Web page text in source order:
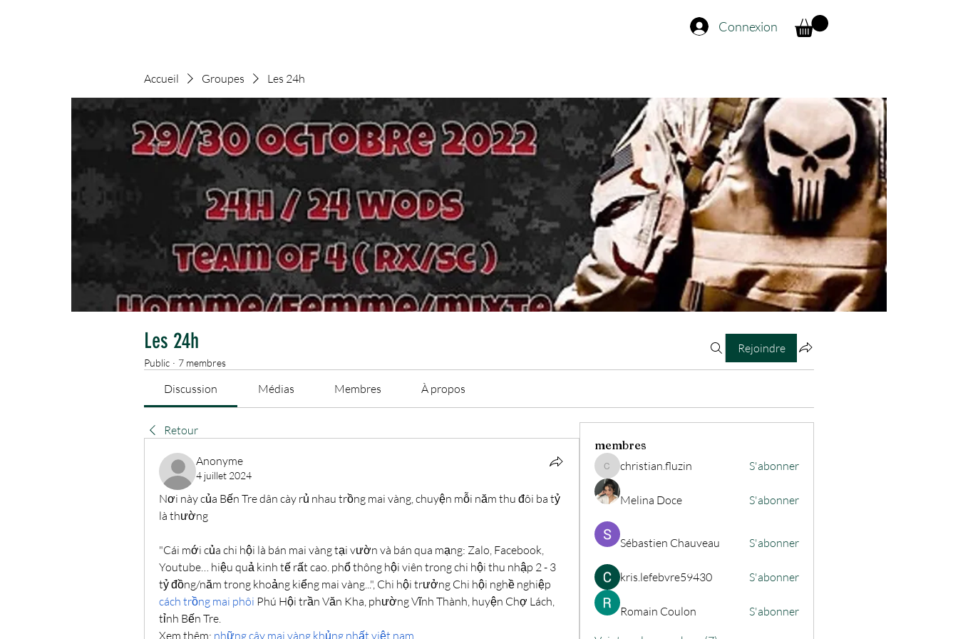
Connexion
Accueil Groupes Les 24h
Les 24h
Public · 7 membres
Rejoindre
Discussion Médias Membres À propos
Retour
Anonyme
4 juillet 2024
Nơi này của Bến Tre dân cày rủ nhau trồng mai vàng, chuyện mỗi năm thu đôi ba tỷ
là thường
"Cái mới của chi hội là bán mai vàng tại vườn và bán qua mạng: Zalo, Facebook,
Youtube… hiệu quả kinh tế rất cao. phổ thông hội viên trong chi hội thu nhập 2 - 3
cách trồng mai phôi Phú Hội trần Văn Kha, phường Vĩnh Thành, huyện Chợ Lách,
tỉnh Bến Tre.
Xem thêm: những cây mai vàng khủng nhất việt nam
membres
christian.fluzin
christian.fluzin S'abonner
Melina Doce S'abonner
Sébastien Chauveau S'abonner
kris.lefebvre59430 S'abonner
Romain Coulon S'abonner